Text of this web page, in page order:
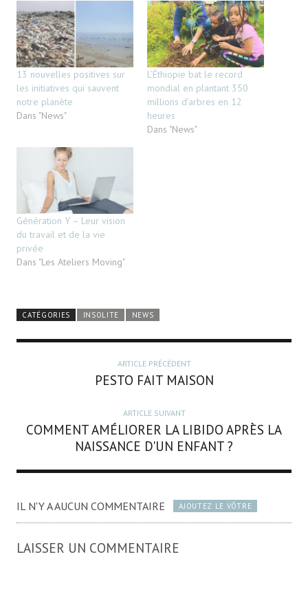
13 nouvelles positives sur
les initiatives qui sauvent
notre planète
Dans "News"
L’Éthiopie bat le record
mondial en plantant 350
millions d’arbres en 12
heures
Dans "News"
Génération Y – Leur vision
du travail et de la vie
privée
Dans "Les Ateliers Moving"
CATÉGORIES INSOLITE NEWS
ARTICLE PRÉCÉDENT
PESTO FAIT MAISON
ARTICLE SUIVANT
COMMENT AMÉLIORER LA LIBIDO APRÈS LA
NAISSANCE D'UN ENFANT ?
IL N'Y A AUCUN COMMENTAIRE AJOUTEZ LE VÔTRE
LAISSER UN COMMENTAIRE